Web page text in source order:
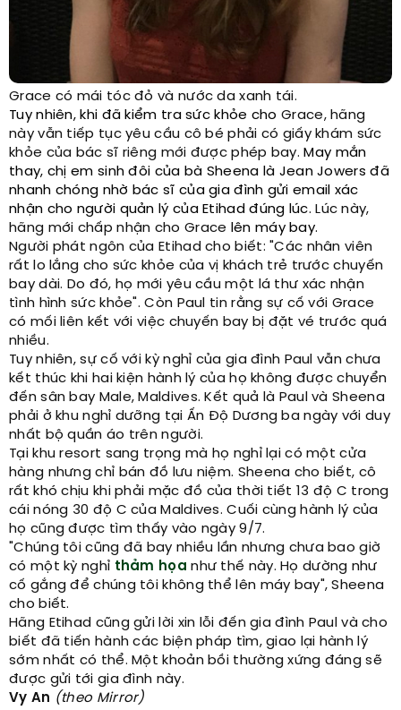
Grace có mái tóc đỏ và nước da xanh tái.
Tuy nhiên, khi đã kiểm tra sức khỏe cho Grace, hãng
này vẫn tiếp tục yêu cầu cô bé phải có giấy khám sức
khỏe của bác sĩ riêng mới được phép bay. May mắn
thay, chị em sinh đôi của bà Sheena là Jean Jowers đã
nhanh chóng nhờ bác sĩ của gia đình gửi email xác
nhận cho người quản lý của Etihad đúng lúc. Lúc này,
hãng mới chấp nhận cho Grace lên máy bay.
Người phát ngôn của Etihad cho biết: "Các nhân viên
rất lo lắng cho sức khỏe của vị khách trẻ trước chuyến
bay dài. Do đó, họ mới yêu cầu một lá thư xác nhận
tình hình sức khỏe". Còn Paul tin rằng sự cố với Grace
có mối liên kết với việc chuyến bay bị đặt vé trước quá
nhiều.
Tuy nhiên, sự cố với kỳ nghỉ của gia đình Paul vẫn chưa
kết thúc khi hai kiện hành lý của họ không được chuyển
đến sân bay Male, Maldives. Kết quả là Paul và Sheena
phải ở khu nghỉ dưỡng tại Ấn Độ Dương ba ngày với duy
nhất bộ quần áo trên người.
Tại khu resort sang trọng mà họ nghỉ lại có một cửa
hàng nhưng chỉ bán đồ lưu niệm. Sheena cho biết, cô
rất khó chịu khi phải mặc đồ của thời tiết 13 độ C trong
cái nóng 30 độ C của Maldives. Cuối cùng hành lý của
họ cũng được tìm thấy vào ngày 9/7.
"Chúng tôi cũng đã bay nhiều lần nhưng chưa bao giờ
có một kỳ nghỉ thảm họa như thế này. Họ dường như
cố gắng để chúng tôi không thể lên máy bay", Sheena
cho biết.
Hãng Etihad cũng gửi lời xin lỗi đến gia đình Paul và cho
biết đã tiến hành các biện pháp tìm, giao lại hành lý
sớm nhất có thể. Một khoản bồi thường xứng đáng sẽ
được gửi tới gia đình này.
Vy An (theo Mirror)